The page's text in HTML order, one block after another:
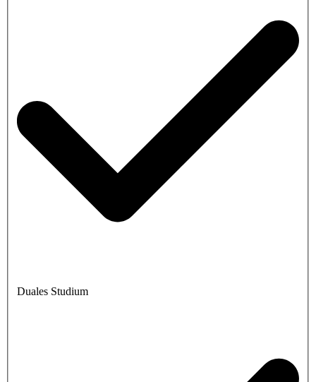
Duales Studium